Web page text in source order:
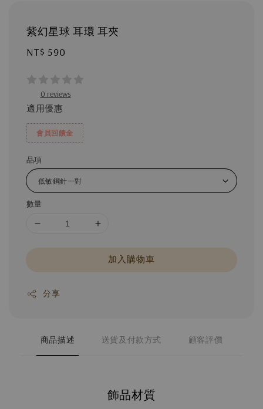
紫幻星球 耳環 耳夾
Regular
NT$ 590
0 reviews
適用優惠
會員回饋金
品項
數量
加入購物車
分享
商品描述 送貨及付款方式 顧客評價
飾品材質